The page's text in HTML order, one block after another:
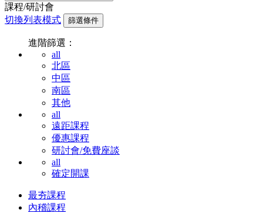
課程/研討會
切換列表模式
篩選條件
進階篩選：
all
北區
中區
南區
其他
all
遠距課程
優惠課程
研討會/免費座談
all
確定開課
最夯課程
內稽課程